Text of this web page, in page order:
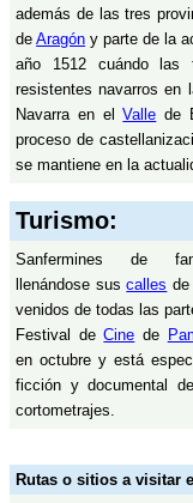
además de las tres
deAragón y parte de la
año 1512 cuándo las
resistentes navarros en
Navarra en elValle de
proceso de
se mantiene en la
Turismo:
Sanfermines de
llenándose suscalles
venidos de todas las
Festival deCine de
en octubre y está
ficción y documental
cortometrajes.
Rutas o sitios a visitar